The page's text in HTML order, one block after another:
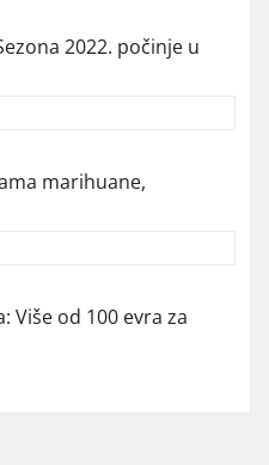
2022. počinje u
marihuane,
Više od 100 evra za